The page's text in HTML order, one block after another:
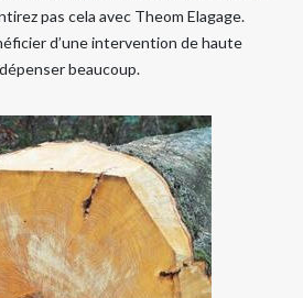
pas cela avec Theom Elagage.
d’une intervention de haute
beaucoup.